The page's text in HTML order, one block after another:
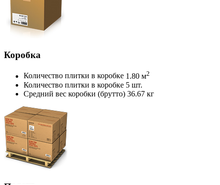
Коробка
Количество плитки в коробке 1.80 м2
Количество плитки в коробке 5 шт.
Средний вес коробки (брутто) 36.67 кг